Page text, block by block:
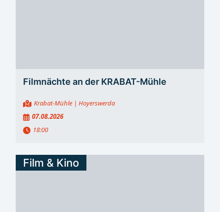
Filmnächte an der KRABAT-Mühle
Krabat-Mühle | Hoyerswerda
07.08.2026
18:00
Film & Kino